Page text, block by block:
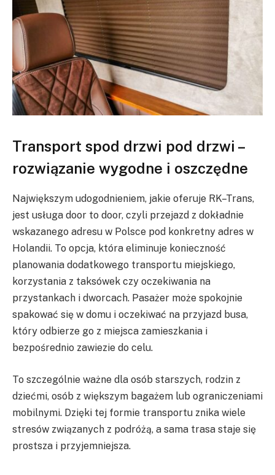
Transport spod drzwi pod drzwi –
rozwiązanie wygodne i oszczędne
Największym udogodnieniem, jakie oferuje RK–Trans,
jest usługa door to door, czyli przejazd z dokładnie
wskazanego adresu w Polsce pod konkretny adres w
Holandii. To opcja, która eliminuje konieczność
planowania dodatkowego transportu miejskiego,
korzystania z taksówek czy oczekiwania na
przystankach i dworcach. Pasażer może spokojnie
spakować się w domu i oczekiwać na przyjazd busa,
który odbierze go z miejsca zamieszkania i
bezpośrednio zawiezie do celu.
To szczególnie ważne dla osób starszych, rodzin z
dziećmi, osób z większym bagażem lub ograniczeniami
mobilnymi. Dzięki tej formie transportu znika wiele
stresów związanych z podróżą, a sama trasa staje się
prostsza i przyjemniejsza.